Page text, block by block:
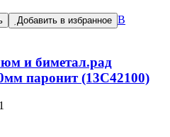
Добавить в избранное В
и биметал.рад
паронит (13C42100)